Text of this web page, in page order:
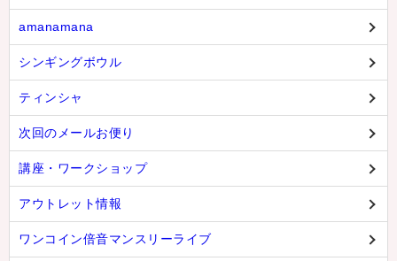
amanamana
シンギングボウル
ティンシャ
次回のメールお便り
講座・ワークショップ
アウトレット情報
ワンコイン倍音マンスリーライブ